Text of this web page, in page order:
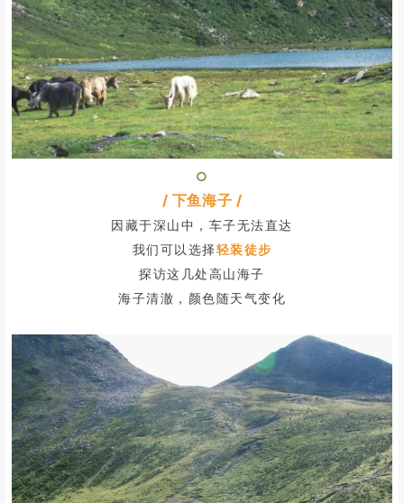
○
/ 下鱼海子 /
因藏于深山中，车子无法直达
我们可以选择轻装徒步
探访这几处高山海子
海子清澈，颜色随天气变化